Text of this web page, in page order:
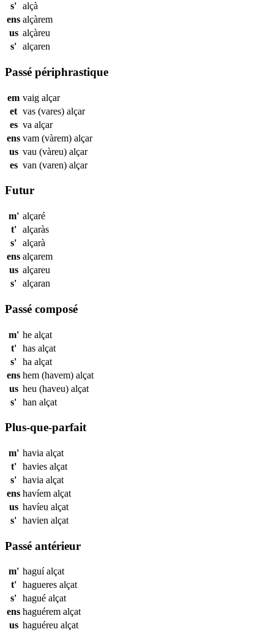
s' alçà
ens alçàrem
us alçàreu
s' alçaren
Passé périphrastique
em vaig alçar
et vas (vares) alçar
es va alçar
ens vam (vàrem) alçar
us vau (vàreu) alçar
es van (varen) alçar
Futur
m' alçaré
t'
alçaràs
s' alçarà
ens alçarem
us alçareu
s' alçaran
Passé composé
m' he alçat
t'
has alçat
s' ha alçat
ens hem (havem) alçat
us heu (haveu) alçat
s' han alçat
Plus-que-parfait
m' havia alçat
t'
havies alçat
s' havia alçat
ens havíem alçat
us havíeu alçat
s' havien alçat
Passé antérieur
m' haguíalçat
t'
hagueres alçat
s' hagué alçat
ens haguérem alçat
us haguéreu alçat